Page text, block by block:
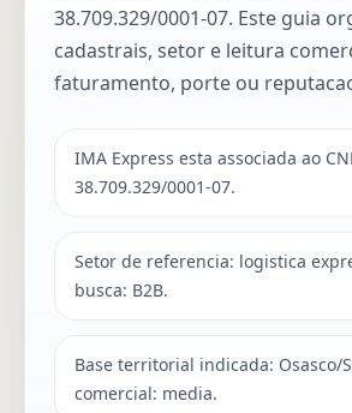
38.709.329/0001-07. Este guia
cadastrais, setor e leitura
faturamento, porte ou
IMA Express esta associada ao
38.709.329/0001-07.
Setor de referencia: logistica
busca: B2B.
Base territorial indicada: Osasco/
comercial: media.